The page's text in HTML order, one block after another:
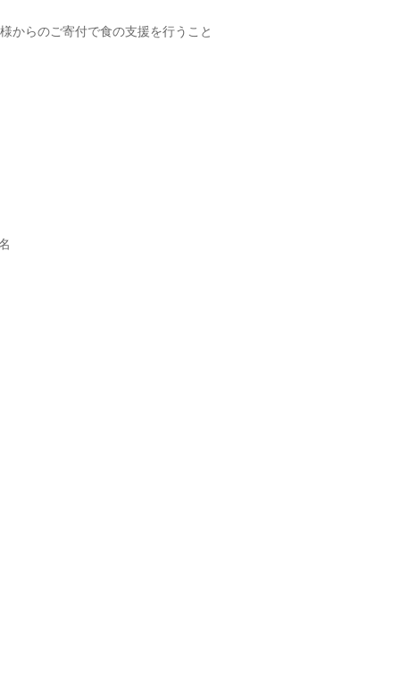
からのご寄付で食の支援を行うこと